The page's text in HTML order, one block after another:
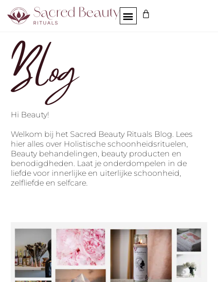
Blog
Hi Beauty!
Welkom bij het Sacred Beauty Rituals Blog. Lees
hier alles over Holistische schoonheidsrituelen,
Beauty behandelingen, beauty producten en
benodigdheden. Laat je onderdompelen in de
liefde voor innerlijke en uiterlijke schoonheid,
zelfliefde en selfcare.